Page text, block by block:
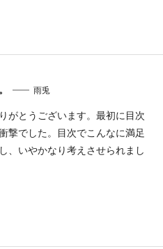
雨兎
がとうございます。最初に目次
撃でした。目次でこんなに満足
、いやかなり考えさせられまし